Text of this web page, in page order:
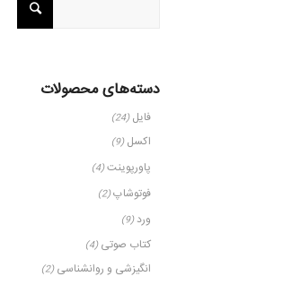
دسته‌های محصولات
فایل (24)
اکسل (9)
پاورپوینت(4)
فوتوشاپ(2)
ورد (9)
کتاب صوتی (4)
انگیزشی و روانشناسی (2)